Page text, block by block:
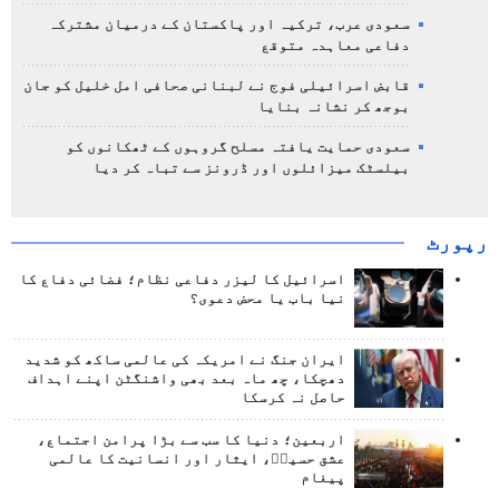
سعودی عرب، ترکیہ اور پاکستان کے درمیان مشترکہ
دفاعی معاہدہ متوقع
قابض اسرائیلی فوج نے لبنانی صحافی امل خلیل کو جان
بوجھ کر نشانہ بنایا
سعودی حمایت یافتہ مسلح گروہوں کے ٹھکانوں کو
بیلسٹک میزائلوں اور ڈرونز سے تباہ کر دیا
رپورٹ
اسرائیل کا لیزر دفاعی نظام؛ فضائی دفاع کا
نیا باب یا محض دعوی؟
ایران جنگ نے امریکہ کی عالمی ساکھ کو شدید
دھچکا، چھ ماہ بعد بھی واشنگٹن اپنے اہداف
حاصل نہ کرسکا
اربعین؛ دنیا کا سب سے بڑا پرامن اجتماع،
عشق حسینؑ، ایثار اور انسانیت کا عالمی
پیغام